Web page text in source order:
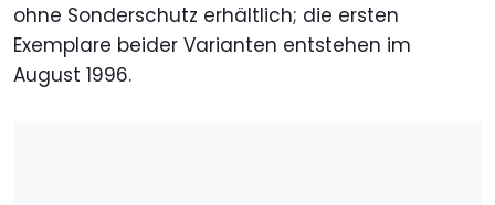
ohne Sonderschutz erhältlich; die ersten
Exemplare beider Varianten entstehen im
August 1996.